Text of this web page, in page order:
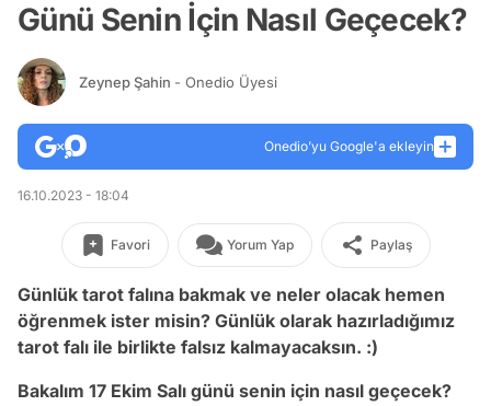
Günü Senin İçin Nasıl Geçecek?
Zeynep Şahin - Onedio Üyesi
Onedio’yu Google'a ekleyin
16.10.2023 - 18:04
Favori Yorum Yap Paylaş
Günlük tarot falına bakmak ve neler olacak hemen
öğrenmek ister misin? Günlük olarak hazırladığımız
tarot falı ile birlikte falsız kalmayacaksın. :)
Bakalım 17 Ekim Salı günü senin için nasıl geçecek?